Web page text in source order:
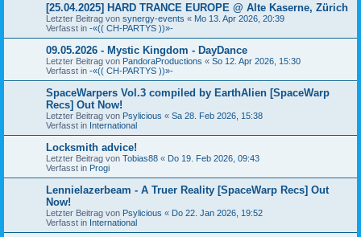
[25.04.2025] HARD TRANCE EUROPE @ Alte Kaserne, Zürich
Letzter Beitrag von synergy-events « Mo 13. Apr 2026, 20:39
Verfasst in -«(( CH-PARTYS ))»-
09.05.2026 - Mystic Kingdom - DayDance
Letzter Beitrag von PandoraProductions « So 12. Apr 2026, 15:30
Verfasst in -«(( CH-PARTYS ))»-
SpaceWarpers Vol.3 compiled by EarthAlien [SpaceWarp
Recs] Out Now!
Letzter Beitrag von Psylicious « Sa 28. Feb 2026, 15:38
Verfasst in International
Locksmith advice!
Letzter Beitrag von Tobias88 « Do 19. Feb 2026, 09:43
Verfasst in Progi
Lennielazerbeam - A Truer Reality [SpaceWarp Recs] Out
Now!
Letzter Beitrag von Psylicious « Do 22. Jan 2026, 19:52
Verfasst in International